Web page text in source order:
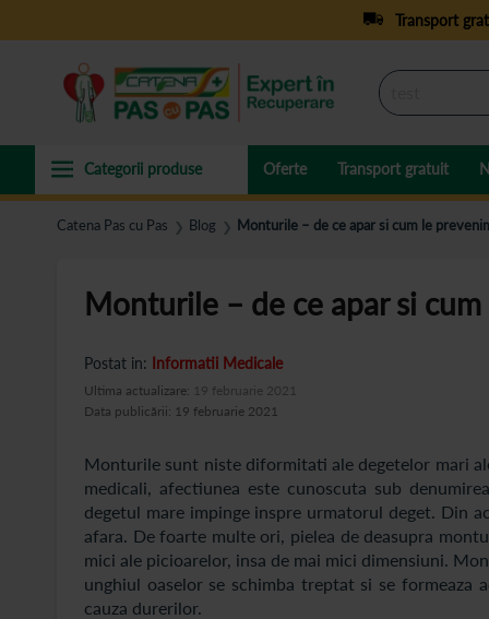
Transport
Oferte Transport gratuit
Catena Pas cu Pas ❯ Blog ❯ Monturile – de ce apar si cum le
Monturile – de ce apar si
Postat in: Informatii Medicale
Data publicării: 19 februarie 2021
Ultima actualizare: 19 februarie 2021
Monturile sunt niste diformitati ale degetelor mari
medicali, afectiunea este cunoscuta sub
degetul mare impinge inspre urmatorul deget. Din
afara. De foarte multe ori, pielea de deasupra
mici ale picioarelor, insa de mai mici dimensiuni.
unghiul oaselor se schimba treptat si se formeaza
cauza durerilor.